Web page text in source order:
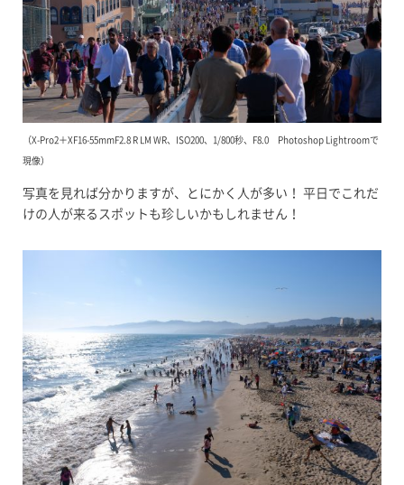
（X-Pro2＋XF16-55mmF2.8 R LM WR、ISO200、1/800秒、F8.0 Photoshop Lightroomで
現像）
写真を見れば分かりますが、とにかく人が多い！ 平日でこれだ
けの人が来るスポットも珍しいかもしれません！